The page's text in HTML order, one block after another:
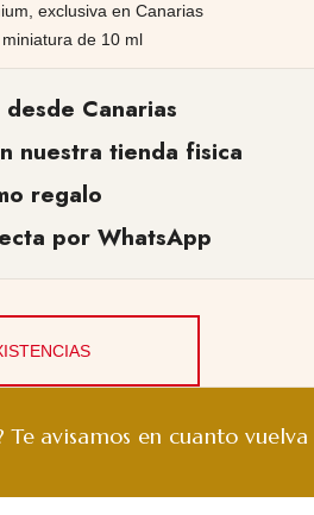
exclusiva en Canarias
de 10 ml
Canarias
nuestra tienda fisica
regalo
por WhatsApp
Te avisamos en cuanto vuelva